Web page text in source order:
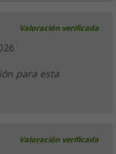
Valoración verificada
para esta
Valoración verificada